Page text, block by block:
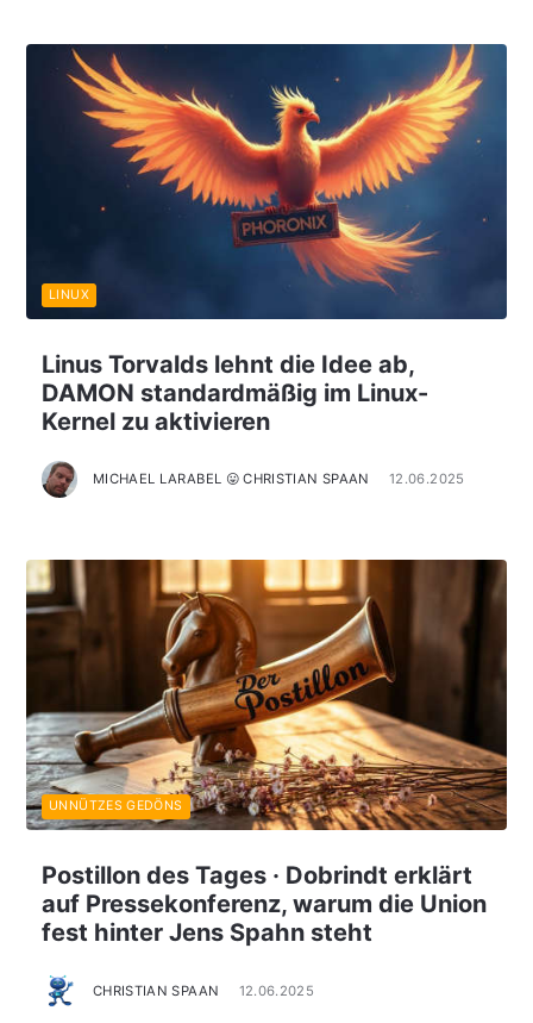
Linus Torvalds lehnt die Idee ab,
DAMON standardmäßig im Linux-
Kernel zu aktivieren
MICHAEL LARABEL 😛 CHRISTIAN SPAAN 12.06.2025
LINUX
Postillon des Tages · Dobrindt erklärt
auf Pressekonferenz, warum die Union
fest hinter Jens Spahn steht
CHRISTIAN SPAAN 12.06.2025
UNNÜTZES GEDÖNS